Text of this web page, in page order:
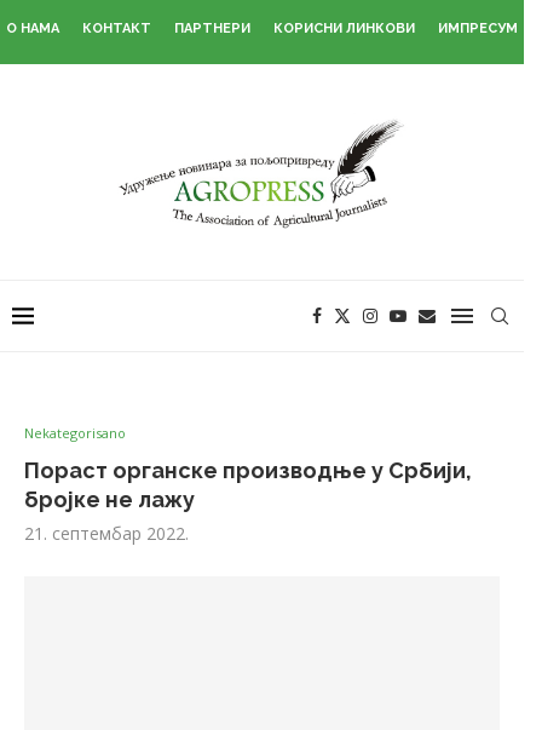
О НАМА КОНТАКТ ПАРТНЕРИ КОРИСНИ ЛИНКОВИ ИМПРЕСУМ
Nekategorisano
Пораст органске производње у Србији,
бројке не лажу
21. септембар 2022.